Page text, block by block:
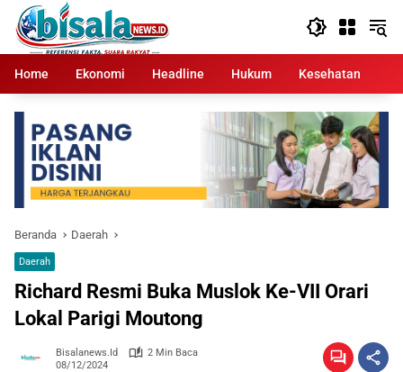
Langsung
konten
Home
Ekonomi Headline Hukum Kesehatan
Beranda Daerah
Daerah
Richard Resmi Buka Muslok Ke-VII Orari
Lokal Parigi Moutong
Bisalanews.id
2 Min Baca
08/12/2024